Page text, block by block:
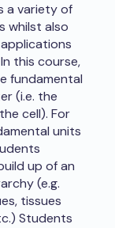
a variety of
whilst also
this course,
fundamental
(i.e. the
cell). For
units
up of an
(e.g.
tissues
Students